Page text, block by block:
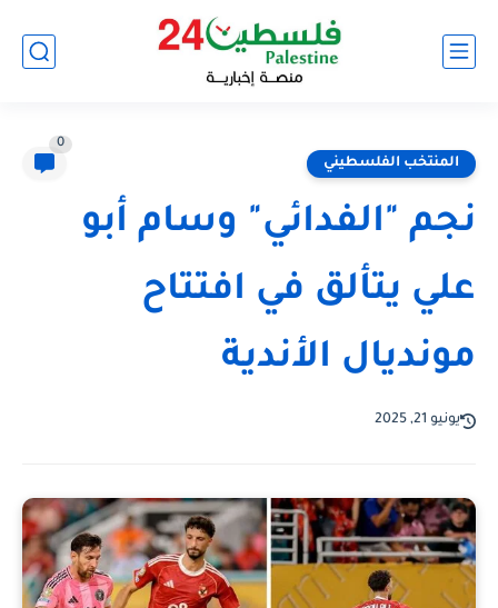
المنتخب الفلسطيني
0
نجم "الفدائي" وسام أبو
علي يتألق في افتتاح
مونديال الأندية
يونيو 21, 2025